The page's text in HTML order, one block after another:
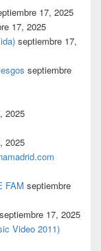
17, 2025
17, 2025
septiembre 17,
septiembre
2025
2025
FAM septiembre
septiembre 17, 2025
Video 2011)